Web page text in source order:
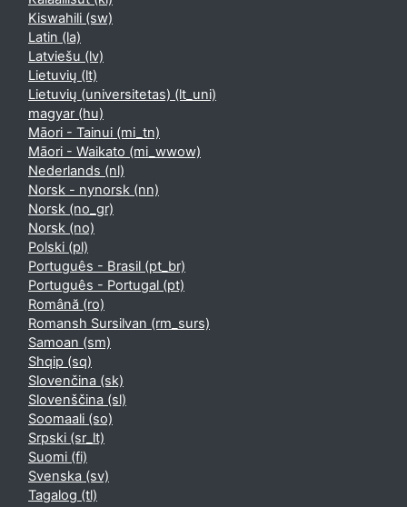
Kiswahili ‎(sw)‎
Latin ‎(la)‎
Latviešu ‎(lv)‎
Lietuvių ‎(lt)‎
Lietuvių (universitetas) ‎(lt_uni)‎
magyar ‎(hu)‎
Māori - Tainui ‎(mi_tn)‎
Māori - Waikato ‎(mi_wwow)‎
Nederlands ‎(nl)‎
Norsk - nynorsk ‎(nn)‎
Norsk ‎(no_gr)‎
Norsk ‎(no)‎
Polski ‎(pl)‎
Português - Brasil ‎(pt_br)‎
Português - Portugal ‎(pt)‎
Română ‎(ro)‎
Romansh Sursilvan ‎(rm_surs)‎
Samoan ‎(sm)‎
Shqip ‎(sq)‎
Slovenčina ‎(sk)‎
Slovenščina ‎(sl)‎
Soomaali ‎(so)‎
Srpski ‎(sr_lt)‎
Suomi ‎(fi)‎
Svenska ‎(sv)‎
Tagalog ‎(tl)‎